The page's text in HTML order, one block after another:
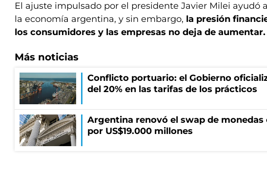
El ajuste impulsado por el presidente Javier Milei ayudó
la economía argentina, y sin embargo, la presión
los consumidores y las empresas no deja de aumentar.
Más noticias
Conflicto portuario: el Gobierno
del 20% en las tarifas de los prácticos
Argentina renovó el swap de monedas
por US$19.000 millones